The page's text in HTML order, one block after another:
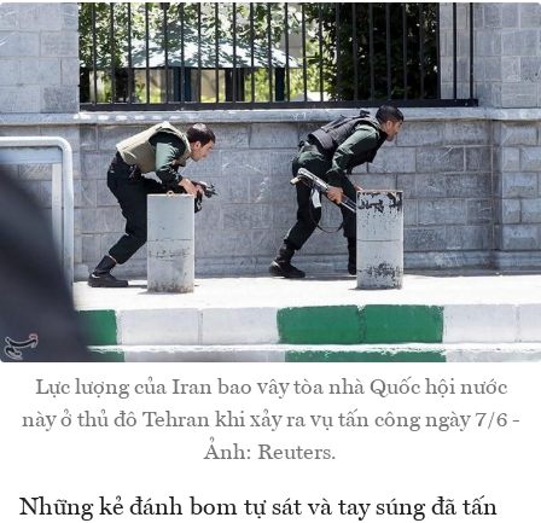
Lực lượng của Iran bao vây tòa nhà Quốc hội nước
này ở thủ đô Tehran khi xảy ra vụ tấn công ngày 7/6 -
Ảnh: Reuters.
Những kẻ đánh bom tự sát và tay súng đã tấn